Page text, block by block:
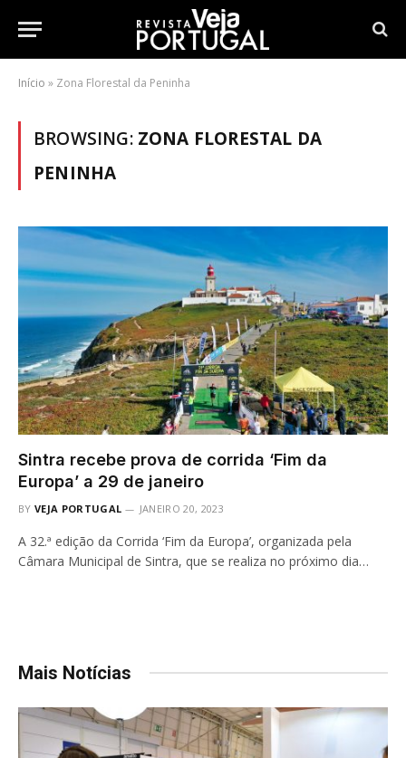
Início » Zona Florestal da Peninha
BROWSING: ZONA FLORESTAL DA
PENINHA
Sintra recebe prova de corrida ‘Fim da
Europa’ a 29 de janeiro
BY VEJA PORTUGAL JANEIRO 20, 2023
A 32.ª edição da Corrida ‘Fim da Europa’, organizada pela
Câmara Municipal de Sintra, que se realiza no próximo dia…
Mais Notícias